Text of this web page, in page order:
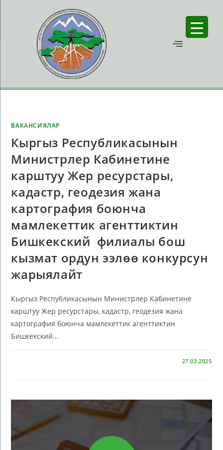
ВАКАНСИЯЛАР
Кыргыз Республикасынын
Министрлер Кабинетине
карштуу Жер ресурстары,
кадастр, геодезия жана
картография боюнча
мамлекеттик агенттиктин
Бишкекский филиалы бош
кызмат ордун ээлөө конкурсун
жарыялайт
Кыргыз Республикасынын Министрлер Кабинетине
карштуу Жер ресурстары, кадастр, геодезия жана
картография боюнча мамлекеттик агенттиктин
Бишкекский…
27.03.2025